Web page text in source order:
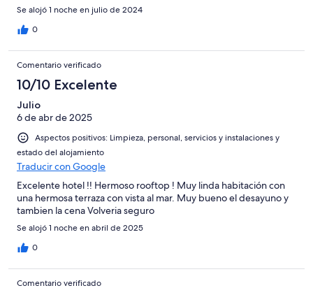
Se alojó 1 noche en julio de 2024
0
Comentario verificado
10/10 Excelente
Julio
6 de abr de 2025
Aspectos positivos: Limpieza, personal, servicios y instalaciones y
estado del alojamiento
Traducir con Google
Excelente hotel !! Hermoso rooftop ! Muy linda habitación con
una hermosa terraza con vista al mar. Muy bueno el desayuno y
tambien la cena Volveria seguro
Se alojó 1 noche en abril de 2025
0
Comentario verificado